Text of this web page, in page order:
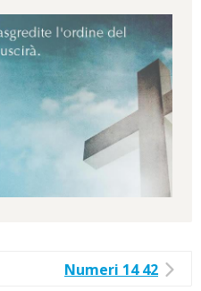
Numeri 14 42